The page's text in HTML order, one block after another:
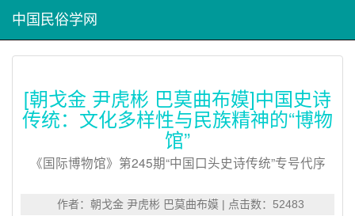
中国民俗学网
[朝戈金 尹虎彬 巴莫曲布嫫]中国史诗
传统：文化多样性与民族精神的“博物
馆”
《国际博物馆》第245期“中国口头史诗传统”专号代序
作者：朝戈金 尹虎彬 巴莫曲布嫫 | 点击数：52483